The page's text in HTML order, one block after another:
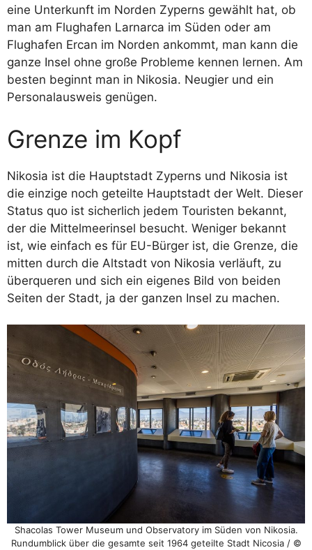
eine Unterkunft im Norden Zyperns gewählt hat, ob
man am Flughafen Larnarca im Süden oder am
Flughafen Ercan im Norden ankommt, man kann die
ganze Insel ohne große Probleme kennen lernen. Am
besten beginnt man in Nikosia. Neugier und ein
Personalausweis genügen.
Grenze im Kopf
Nikosia ist die Hauptstadt Zyperns und Nikosia ist
die einzige noch geteilte Hauptstadt der Welt. Dieser
Status quo ist sicherlich jedem Touristen bekannt,
der die Mittelmeerinsel besucht. Weniger bekannt
ist, wie einfach es für EU-Bürger ist, die Grenze, die
mitten durch die Altstadt von Nikosia verläuft, zu
überqueren und sich ein eigenes Bild von beiden
Seiten der Stadt, ja der ganzen Insel zu machen.
Shacolas Tower Museum und Observatory im Süden von Nikosia.
Rundumblick über die gesamte seit 1964 geteilte Stadt Nicosia / ©